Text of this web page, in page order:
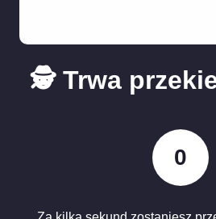
🕵️ Trwa
0